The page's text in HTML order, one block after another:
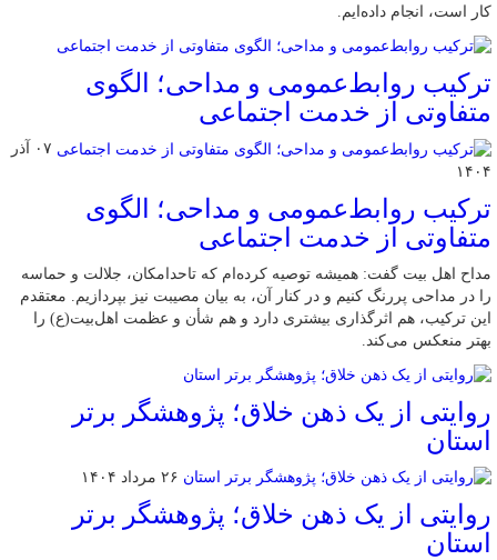
کار است، انجام داده‌ایم.
ترکیب روابط‌عمومی و مداحی؛ الگوی
متفاوتی از خدمت اجتماعی
۰۷ آذر
۱۴۰۴
ترکیب روابط‌عمومی و مداحی؛ الگوی
متفاوتی از خدمت اجتماعی
مداح اهل بیت گفت: همیشه توصیه کرده‌ام که تاحدامکان، جلالت و حماسه
را در مداحی پررنگ کنیم و در کنار آن، به بیان مصیبت نیز بپردازیم. معتقدم
این ترکیب، هم اثرگذاری بیشتری دارد و هم شأن و عظمت اهل‌بیت(ع) را
بهتر منعکس می‌کند.
روایتی از یک ذهن خلاق؛ پژوهشگر برتر
استان
۲۶ مرداد ۱۴۰۴
روایتی از یک ذهن خلاق؛ پژوهشگر برتر
استان